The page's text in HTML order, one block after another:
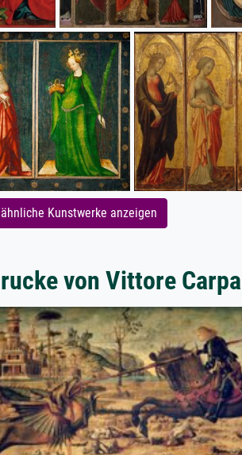
Kunstwerke anzeigen
von Vittore